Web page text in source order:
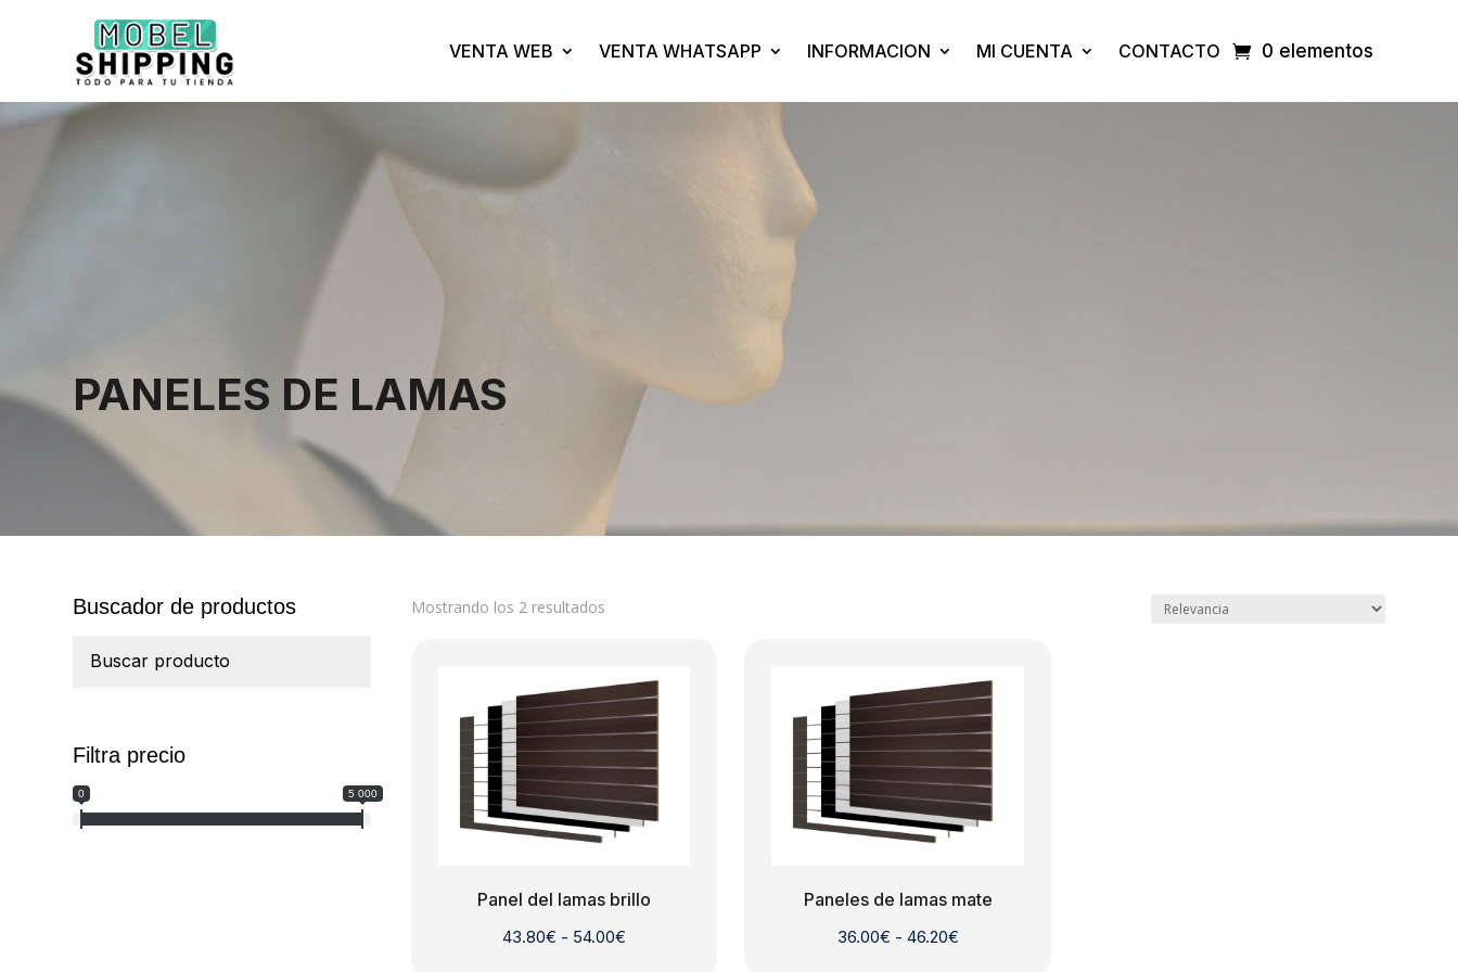
VENTA WEB VENTA WHATSAPP INFORMACION MI CUENTA CONTACTO 0 elementos
PANELES DE LAMAS
Buscador de productos
Filtra precio
0 5 000
Mostrando los 2 resultados
Panel del lamas brillo
43.80€ - 54.00€
Paneles de lamas mate
36.00€ - 46.20€Rango